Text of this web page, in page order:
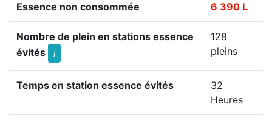
Essence non consommée 6 390 L
Nombre de plein en stations essence
évités
i
128
pleins
Temps en station essence évités
32
Heures